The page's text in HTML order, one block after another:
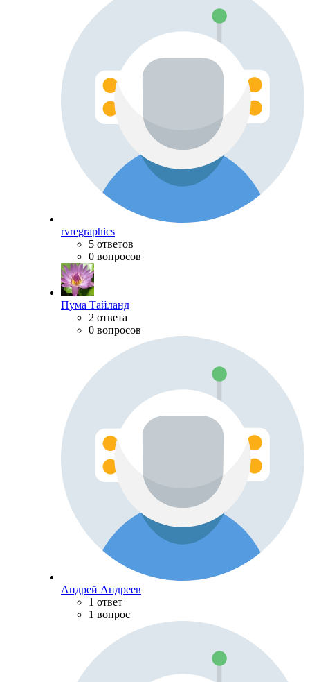
rvregraphics
5 ответов
0 вопросов
Пума Тайланд
2 ответа
0 вопросов
Андрей Андреев
1 ответ
1 вопрос